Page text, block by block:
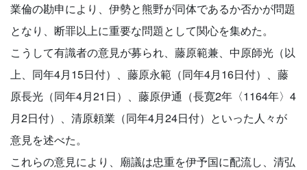
業倫の勘申により、伊勢と熊野が同体であるか否かが問題
となり、断罪以上に重要な問題として関心を集めた。
こうして有識者の意見が募られ、藤原範兼、中原師光（以
上、同年4月15日付）、藤原永範（同年4月16日付）、藤
原長光（同年4月21日）、藤原伊通（長寛2年〈1164年〉4
月2日付）、清原頼業（同年4月24日付）といった人々が
意見を述べた。
これらの意見により、廟議は忠重を伊予国に配流し、清弘